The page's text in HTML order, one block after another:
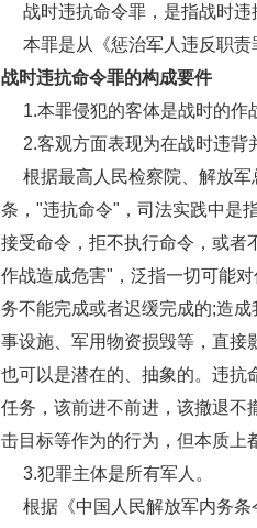
战时违抗命令罪，是指战时违
本罪是从《惩治军人违反职责
战时违抗命令罪的构成要件
1.本罪侵犯的客体是战时的作
2.客观方面表现为在战时违背
根据最高人民检察院、解放军
条，"违抗命令"，司法实践中是
接受命令，拒不执行命令，或者
作战造成危害"，泛指一切可能
务不能完成或者迟缓完成的;造
事设施、军用物资损毁等，直接
也可以是潜在的、抽象的。违抗
任务，该前进不前进，该撤退不
击目标等作为的行为，但本质上
3.犯罪主体是所有军人。
根据《中国人民解放军内务条